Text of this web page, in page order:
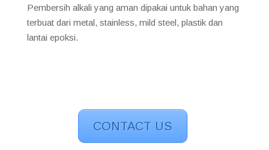
Pembersih alkali yang aman dipakai untuk bahan yang
terbuat dari metal, stainless, mild steel, plastik dan
lantai epoksi.
CONTACT US